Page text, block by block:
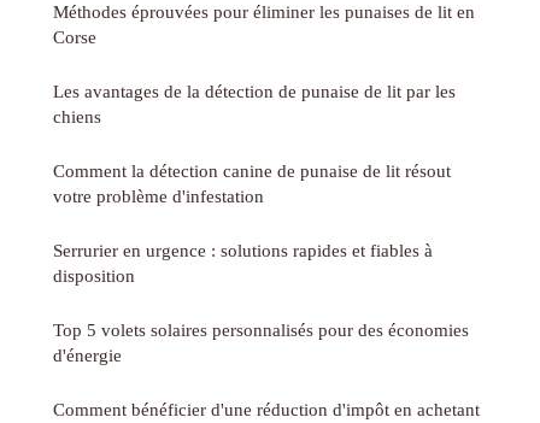
Méthodes éprouvées pour éliminer les punaises de lit en
Corse
Les avantages de la détection de punaise de lit par les
chiens
Comment la détection canine de punaise de lit résout
votre problème d'infestation
Serrurier en urgence : solutions rapides et fiables à
disposition
Top 5 volets solaires personnalisés pour des économies
d'énergie
Comment bénéficier d'une réduction d'impôt en achetant